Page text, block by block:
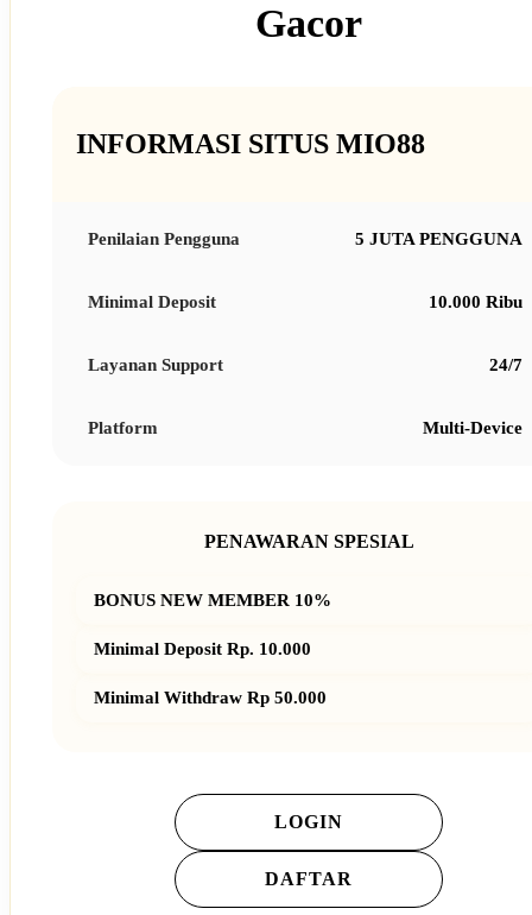
Gacor
INFORMASI SITUS MIO88
Penilaian Pengguna 5 JUTA PENGGUNA
Minimal Deposit 10.000 Ribu
Layanan Support 24/7
Platform Multi-Device
PENAWARAN SPESIAL
BONUS NEW MEMBER 10%
Minimal Deposit Rp. 10.000
Minimal Withdraw Rp 50.000
LOGIN
DAFTAR